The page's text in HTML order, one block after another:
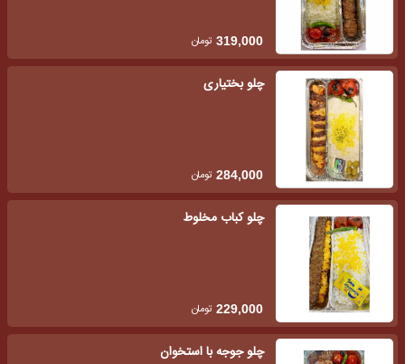
319,000 تومان
چلو بختیاری
284,000 تومان
چلو کباب مخلوط
229,000 تومان
چلو جوجه با استخوان